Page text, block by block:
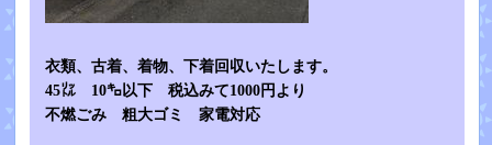
衣類、古着、着物、下着回収いたします。
45㍑ 10㌔以下 税込みて1000円より
不燃ごみ 粗大ゴミ 家電対応